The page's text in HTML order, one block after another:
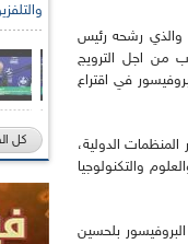
والذي رشحه رئيس
من اجل الترويج
في اقتراع
الدولية،
والتكنولوجيا
البروفيسور بلحسين
كل